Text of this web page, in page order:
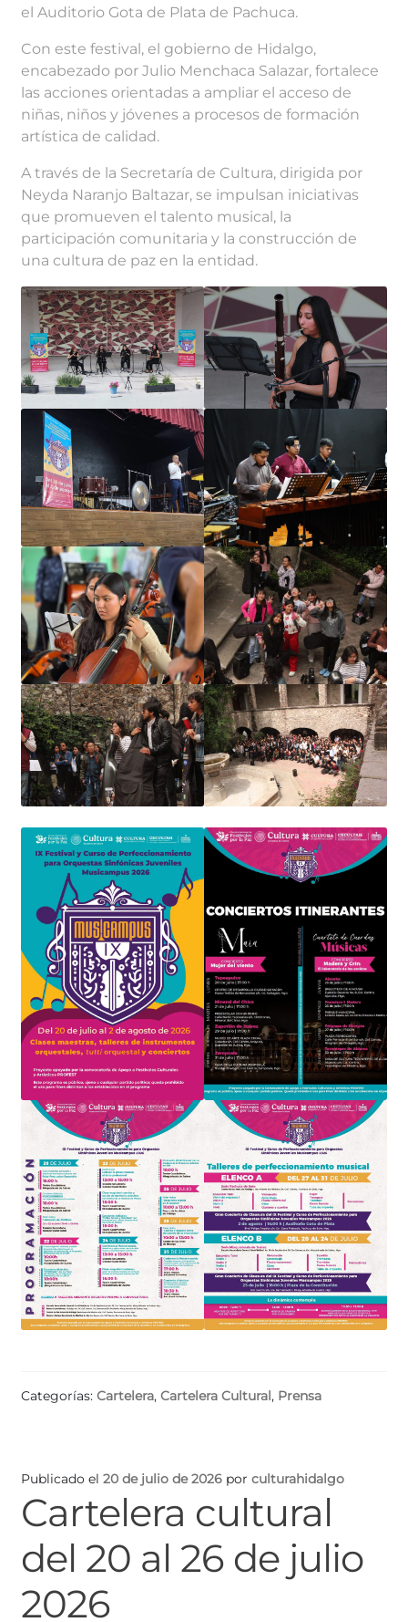
el Auditorio Gota de Plata de Pachuca.
Con este festival, el gobierno de Hidalgo,
encabezado por Julio Menchaca Salazar, fortalece
las acciones orientadas a ampliar el acceso de
niñas, niños y jóvenes a procesos de formación
artística de calidad.
A través de la Secretaría de Cultura, dirigida por
Neyda Naranjo Baltazar, se impulsan iniciativas
que promueven el talento musical, la
participación comunitaria y la construcción de
una cultura de paz en la entidad.
Categorías: Cartelera, Cartelera Cultural , Prensa
Publicado el 20 de julio de 2026 por culturahidalgo
Cartelera cultural
del 20 al 26 de julio
2026